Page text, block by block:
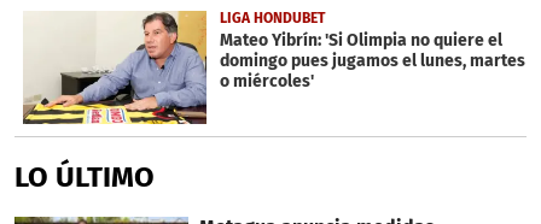
LIGA HONDUBET
Mateo Yibrín: 'Si Olimpia no quiere el
domingo pues jugamos el lunes, martes
o miércoles'
LO ÚLTIMO